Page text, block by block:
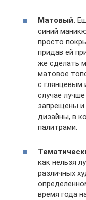
Матовый.
синий
просто
придав ей
же сделать
матовое
с глянцевым
случае
запрещены
дизайны, в
палитрами.
как нельзя
различных
время года